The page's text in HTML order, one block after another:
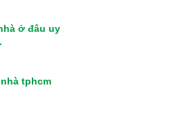
ở đâu uy
tphcm